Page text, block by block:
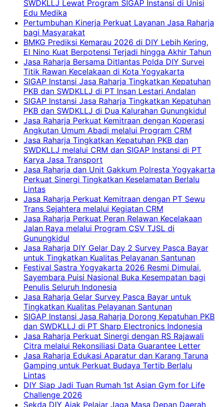
SWDKLLJ Lewat Program SIGAP Instansi di Unisi
Edu Medika
Pertumbuhan Kinerja Perkuat Layanan Jasa Raharja
bagi Masyarakat
BMKG Prediksi Kemarau 2026 di DIY Lebih Kering,
El Nino Kuat Berpotensi Terjadi hingga Akhir Tahun
Jasa Raharja Bersama Ditlantas Polda DIY Survei
Titik Rawan Kecelakaan di Kota Yogyakarta
SIGAP Instansi Jasa Raharja Tingkatkan Kepatuhan
PKB dan SWDKLLJ di PT Insan Lestari Andalan
SIGAP Instansi Jasa Raharja Tingkatkan Kepatuhan
PKB dan SWDKLLJ di Dua Kalurahan Gunungkidul
Jasa Raharja Perkuat Kemitraan dengan Koperasi
Angkutan Umum Abadi melalui Program CRM
Jasa Raharja Tingkatkan Kepatuhan PKB dan
SWDKLLJ melalui CRM dan SIGAP Instansi di PT
Karya Jasa Transport
Jasa Raharja dan Unit Gakkum Polresta Yogyakarta
Perkuat Sinergi Tingkatkan Keselamatan Berlalu
Lintas
Jasa Raharja Perkuat Kemitraan dengan PT Sewu
Trans Sejahtera melalui Kegiatan CRM
Jasa Raharja Perkuat Peran Relawan Kecelakaan
Jalan Raya melalui Program CSV TJSL di
Gunungkidul
Jasa Raharja DIY Gelar Day 2 Survey Pasca Bayar
untuk Tingkatkan Kualitas Pelayanan Santunan
Festival Sastra Yogyakarta 2026 Resmi Dimulai,
Sayembara Puisi Nasional Buka Kesempatan bagi
Penulis Seluruh Indonesia
Jasa Raharja Gelar Survey Pasca Bayar untuk
Tingkatkan Kualitas Pelayanan Santunan
SIGAP Instansi Jasa Raharja Dorong Kepatuhan PKB
dan SWDKLLJ di PT Sharp Electronics Indonesia
Jasa Raharja Perkuat Sinergi dengan RS Rajawali
Citra melalui Rekonsiliasi Data Guarantee Letter
Jasa Raharja Edukasi Aparatur dan Karang Taruna
Gamping untuk Perkuat Budaya Tertib Berlalu
Lintas
DIY Siap Jadi Tuan Rumah 1st Asian Gym for Life
Challenge 2026
Sekda DIY Ajak Pelajar Jaga Masa Depan Daerah